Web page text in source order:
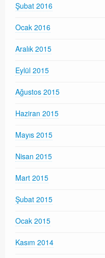
Şubat 2016
Ocak 2016
Aralık 2015
Eylül 2015
Ağustos 2015
Haziran 2015
Mayıs 2015
Nisan 2015
Mart 2015
Şubat 2015
Ocak 2015
Kasım 2014